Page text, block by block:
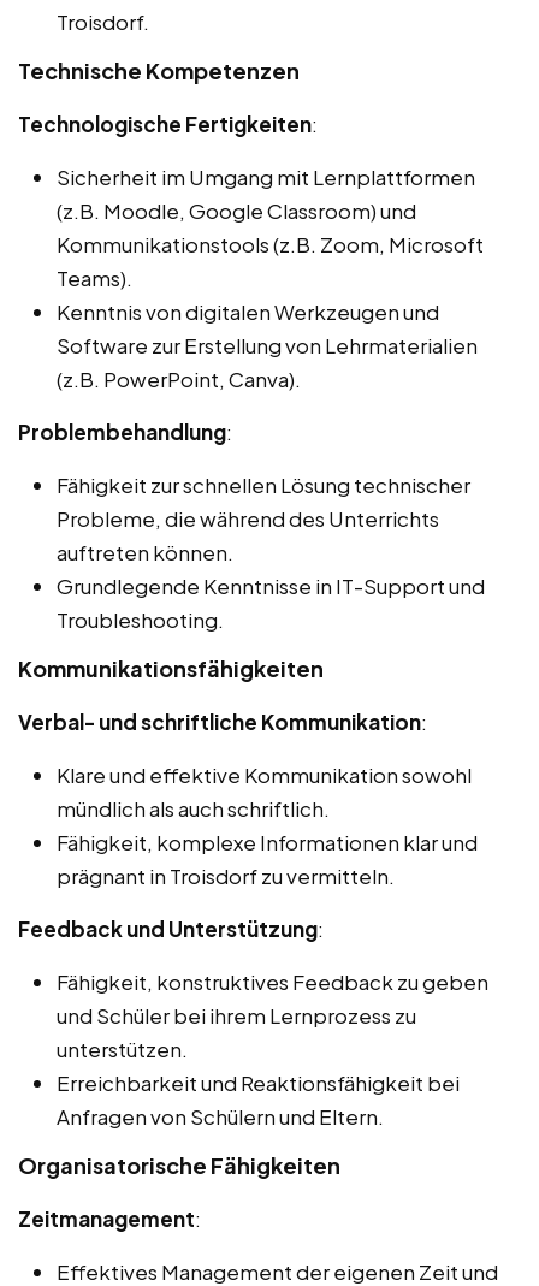
Troisdorf.
Technische Kompetenzen
Technologische Fertigkeiten:
Sicherheit im Umgang mit Lernplattformen
(z.B. Moodle, Google Classroom) und
Kommunikationstools (z.B. Zoom, Microsoft
Teams).
Kenntnis von digitalen Werkzeugen und
Software zur Erstellung von Lehrmaterialien
(z.B. PowerPoint, Canva).
Problembehandlung:
Fähigkeit zur schnellen Lösung technischer
Probleme, die während des Unterrichts
auftreten können.
Grundlegende Kenntnisse in IT-Support und
Troubleshooting.
Kommunikationsfähigkeiten
Verbal- und schriftliche Kommunikation:
Klare und effektive Kommunikation sowohl
mündlich als auch schriftlich.
Fähigkeit, komplexe Informationen klar und
prägnant in Troisdorf zu vermitteln.
Feedback und Unterstützung:
Fähigkeit, konstruktives Feedback zu geben
und Schüler bei ihrem Lernprozess zu
unterstützen.
Erreichbarkeit und Reaktionsfähigkeit bei
Anfragen von Schülern und Eltern.
Organisatorische Fähigkeiten
Zeitmanagement:
Effektives Management der eigenen Zeit und